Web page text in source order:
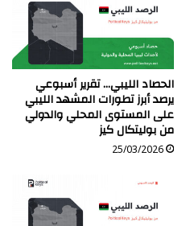
الحصاد الليبي… تقرير أسبوعي
يرصد أبرز تطورات المشهد الليبي
على المستوى المحلي والدولي
من بوليتكال كيز
25/03/2026